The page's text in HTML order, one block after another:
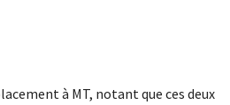
à MT, notant que ces deux